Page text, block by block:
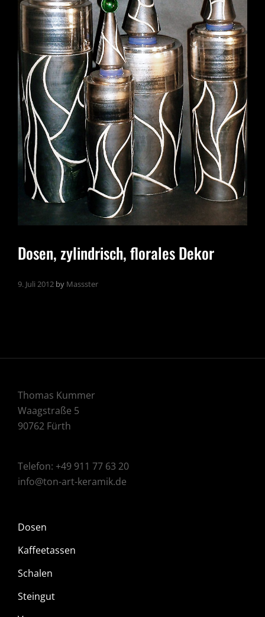
Dosen, zylindrisch, florales Dekor
9. Juli 2012 by Massster
Thomas Kummer
Waagstraße 5
90762 Fürth
Telefon: +49 911 77 63 20
info@ton-art-keramik.de
Dosen
Kaffeetassen
Schalen
Steingut